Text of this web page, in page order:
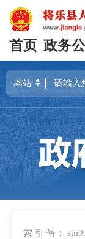
首页 政务
索 引 号：